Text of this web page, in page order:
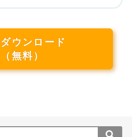
ウンロード
（無料）